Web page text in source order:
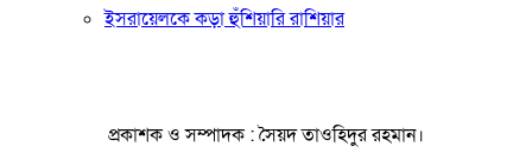
ইসরায়েলকে কড়া হুঁশিয়ারি রাশিয়ার
প্রকাশক ও সম্পাদক : সৈয়দ তাওহিদুর রহমান।